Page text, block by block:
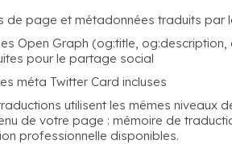
de page et métadonnées traduits par
Open Graph (og:title, og:description,
pour le partage social
méta Twitter Card incluses
utilisent les mêmes niveaux
de votre page : mémoire de
professionnelle disponibles.